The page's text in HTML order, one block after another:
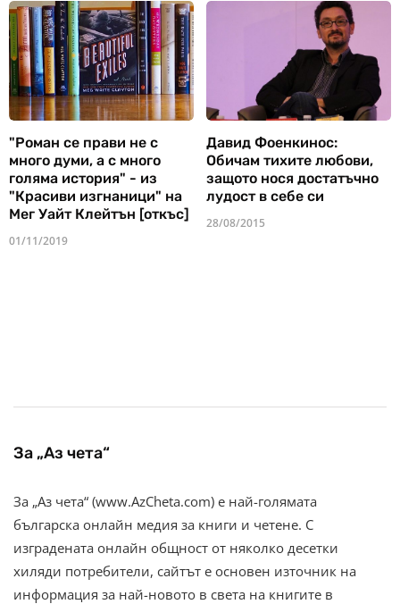
"Роман се прави не с
много думи, а с много
голяма история" - из
"Красиви изгнаници" на
Мег Уайт Клейтън [откъс]
01/11/2019
Давид Фоенкинос:
Обичам тихите любови,
защото нося достатъчно
лудост в себе си
28/08/2015
За „Аз чета“
За „Аз чета“ (www.AzCheta.com) е най-голямата
българска онлайн медия за книги и четене. С
изградената онлайн общност от няколко десетки
хиляди потребители, сайтът е основен източник на
информация за най-новото в света на книгите в